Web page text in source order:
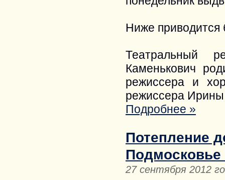
Ниже приводится
Театральный
Каменькович
режиссера и
режиссера
Подробнее »
Потепление
Подмосковье
27 сентября 2012